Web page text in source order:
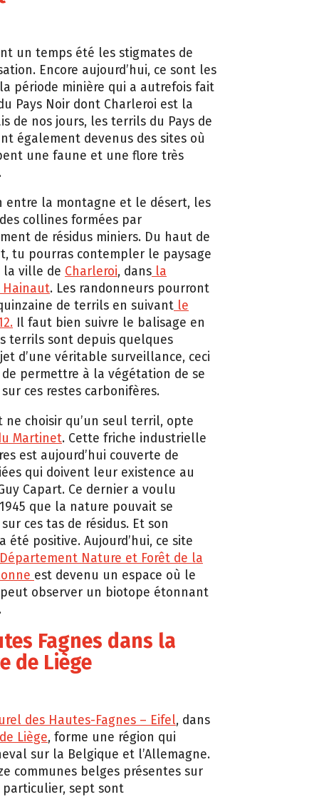
un temps été les stigmates de
Encore aujourd’hui, ce sont les
période minière qui a autrefois fait
Pays Noir dont Charleroi est la
de nos jours, les terrils du Pays de
également devenus des sites où
une faune et une flore très
entre la montagne et le désert, les
collines formées par
de résidus miniers. Du haut de
tu pourras contempler le paysage
la ville de Charleroi, dans la
Hainaut. Les randonneurs pourront
de terrils en suivant le
Il faut bien suivre le balisage en
terrils sont depuis quelques
d’une véritable surveillance, ceci
permettre à la végétation de se
ces restes carbonifères.
ne choisir qu’un seul terril, opte
Martinet. Cette friche industrielle
est aujourd’hui couverte de
qui doivent leur existence au
Capart. Ce dernier a voulu
que la nature pouvait se
ces tas de résidus. Et son
été positive. Aujourd’hui, ce site
Département Nature et Forêt de la
est devenu un espace où le
observer un biotope étonnant
Fagnes dans la
de Liège
des Hautes-Fagnes – Eifel, dans
Liège, forme une région qui
sur la Belgique et l’Allemagne.
communes belges présentes sur
sept sont